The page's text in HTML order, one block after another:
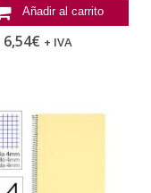
Añadir al carrito
6,54€ + IVA